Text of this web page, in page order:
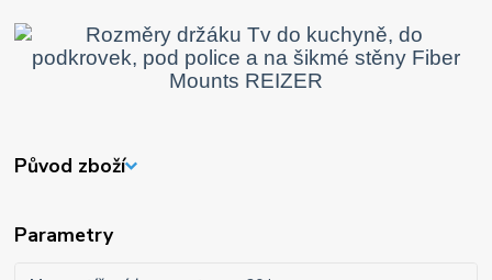
Původ zboží
Parametry